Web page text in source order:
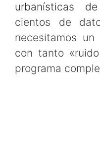
urbanísticas
cientos de
necesitamos un
con tanto
programa